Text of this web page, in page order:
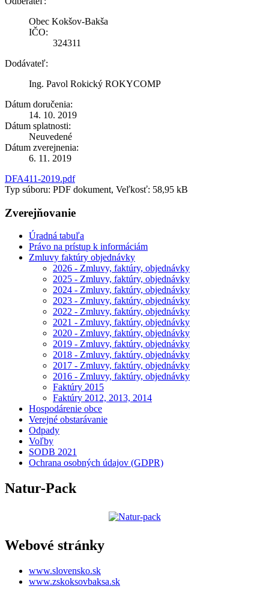
Obec Kokšov-Bakša
IČO:
324311
Dodávateľ:
Ing. Pavol Rokický ROKYCOMP
Dátum doručenia:
14. 10. 2019
Dátum splatnosti:
Neuvedené
Dátum zverejnenia:
6. 11. 2019
DFA411-2019.pdf
Typ súboru: PDF dokument, Veľkosť: 58,95 kB
Zverejňovanie
Úradná tabuľa
Právo na prístup k informáciám
Zmluvy faktúry objednávky
2026 - Zmluvy, faktúry, objednávky
2025 - Zmluvy, faktúry, objednávky
2024 - Zmluvy, faktúry, objednávky
2023 - Zmluvy, faktúry, objednávky
2022 - Zmluvy, faktúry, objednávky
2021 - Zmluvy, faktúry, objednávky
2020 - Zmluvy, faktúry, objednávky
2019 - Zmluvy, faktúry, objednávky
2018 - Zmluvy, faktúry, objednávky
2017 - Zmluvy, faktúry, objednávky
2016 - Zmluvy, faktúry, objednávky
Faktúry 2015
Faktúry 2012, 2013, 2014
Hospodárenie obce
Verejné obstarávanie
Odpady
Voľby
SODB 2021
Ochrana osobných údajov (GDPR)
Natur-Pack
Webové stránky
www.slovensko.sk
www.zskoksovbaksa.sk